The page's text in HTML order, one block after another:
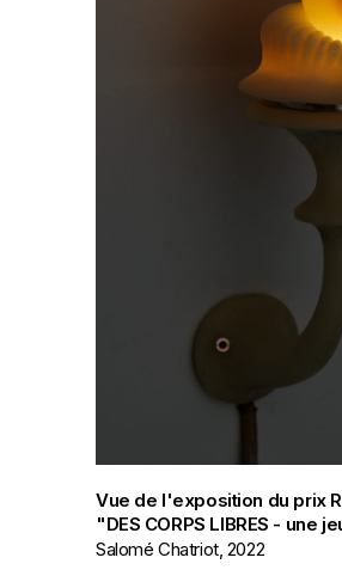
Vue de l'exposition du prix
"DES CORPS LIBRES - une
Salomé Chatriot, 2022